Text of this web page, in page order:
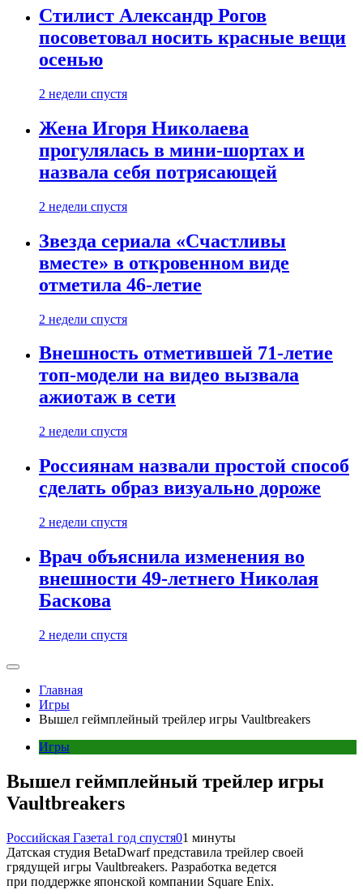
Стилист Александр Рогов
посоветовал носить красные вещи
осенью
2 недели спустя
Жена Игоря Николаева
прогулялась в мини-шортах и
назвала себя потрясающей
2 недели спустя
Звезда сериала «Счастливы
вместе» в откровенном виде
отметила 46-летие
2 недели спустя
Внешность отметившей 71-летие
топ-модели на видео вызвала
ажиотаж в сети
2 недели спустя
Россиянам назвали простой способ
сделать образ визуально дороже
2 недели спустя
Врач объяснила изменения во
внешности 49-летнего Николая
Баскова
2 недели спустя
Главная
Игры
Вышел геймплейный трейлер игры Vaultbreakers
Игры
Вышел геймплейный трейлер игры
Vaultbreakers
Российская Газета1 год спустя01 минуты
Датская студия BetaDwarf представила трейлер своей
грядущей игры Vaultbreakers. Разработка ведется
при поддержке японской компании Square Enix.